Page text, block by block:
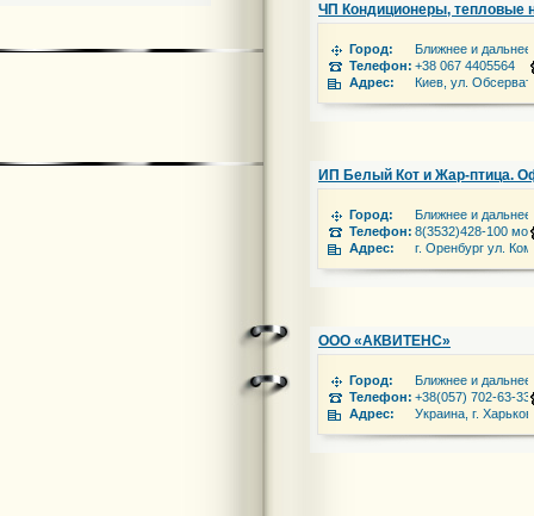
ЧП Кондиционеры, тепловые
Город:
Ближнее и
Телефон: +38 067 4405564
Адрес:
Киев, ул.
ИП Белый Кот и Жар-птица.
Город:
Ближнее и
Телефон: 8(3532)428-100
Адрес:
г. Оренбург ул.
ООО «АКВИТЕНС»
Город:
Ближнее и
Телефон: +38(057) 702-63-
Адрес:
Украина, г.